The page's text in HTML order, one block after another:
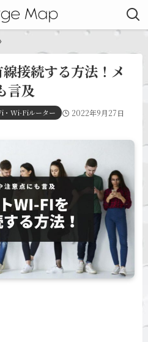
接続する方法！メ
言及
・Wi-Fiルーター 2022年9月27日